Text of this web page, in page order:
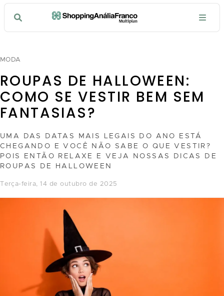
MODA
ROUPAS DE HALLOWEEN:
COMO SE VESTIR BEM SEM
FANTASIAS?
UMA DAS DATAS MAIS LEGAIS DO ANO ESTÁ
CHEGANDO E VOCÊ NÃO SABE O QUE VESTIR?
POIS ENTÃO RELAXE E VEJA NOSSAS DICAS DE
ROUPAS DE HALLOWEEN
terça-feira, 14 de outubro de 2025